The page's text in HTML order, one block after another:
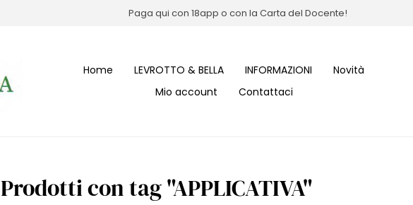
Paga qui con 18app o con la Carta del Docente!
Home LEVROTTO & BELLA INFORMAZIONI
Novità
Mio account
Contattaci
Prodotti con tag "APPLICATIVA"